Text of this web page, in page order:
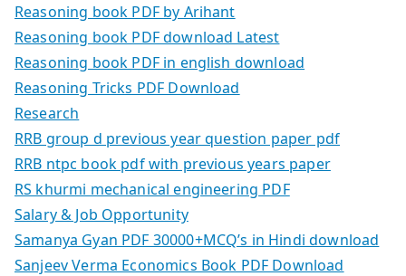
Reasoning book PDF by Arihant
Reasoning book PDF download Latest
Reasoning book PDF in english download
Reasoning Tricks PDF Download
Research
RRB group d previous year question paper pdf
RRB ntpc book pdf with previous years paper
RS khurmi mechanical engineering PDF
Salary & Job Opportunity
Samanya Gyan PDF 30000+MCQ’s in Hindi download
Sanjeev Verma Economics Book PDF Download